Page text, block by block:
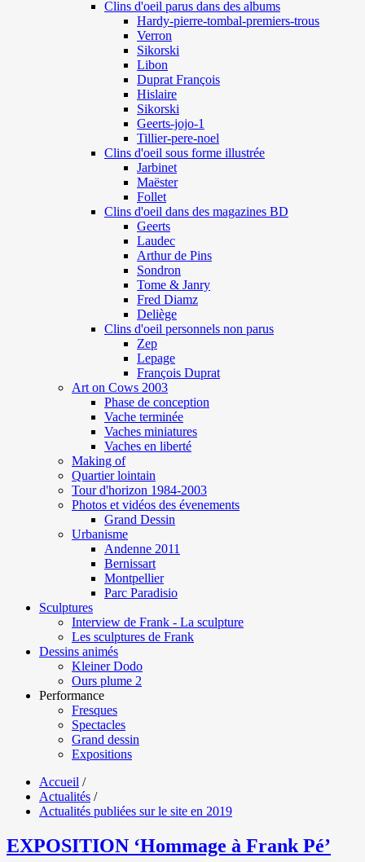
Clins d'oeil parus dans des albums
Hardy-pierre-tombal-premiers-trous
Verron
Sikorski
Libon
Duprat François
Hislaire
Sikorski
Geerts-jojo-1
Tillier-pere-noel
Clins d'oeil sous forme illustrée
Jarbinet
Maëster
Follet
Clins d'oeil dans des magazines BD
Geerts
Laudec
Arthur de Pins
Sondron
Tome & Janry
Fred Diamz
Deliège
Clins d'oeil personnels non parus
Zep
Lepage
François Duprat
Art on Cows 2003
Phase de conception
Vache terminée
Vaches miniatures
Vaches en liberté
Making of
Quartier lointain
Tour d'horizon 1984-2003
Photos et vidéos des évenements
Grand Dessin
Urbanisme
Andenne 2011
Bernissart
Montpellier
Parc Paradisio
Sculptures
Interview de Frank - La sculpture
Les sculptures de Frank
Dessins animés
Kleiner Dodo
Ours plume 2
Performance
Fresques
Spectacles
Grand dessin
Expositions
Accueil /
Actualités /
Actualités publiées sur le site en 2019
EXPOSITION ‘Hommage à Frank Pé’